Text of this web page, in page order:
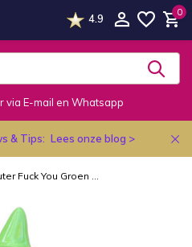
4.9
0
via E-mail en Whatsapp
& Tips: Lees onze blog >
Fuck You Groen ...